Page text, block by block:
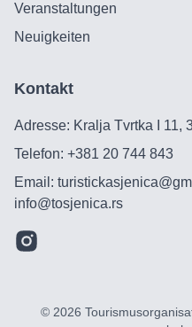
Veranstaltungen
Neuigkeiten
Kontakt
Adresse: Kralja Tvrtka I 11,
Telefon: +381 20 744 843
Email:
info@tosjenica.rs
© 2026